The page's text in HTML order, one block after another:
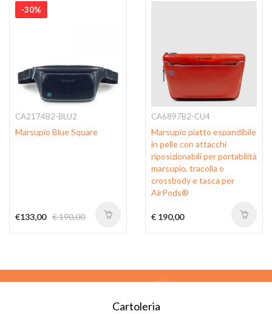
-30%
CA2174B2-BLU2
Marsupio Blue Square
€133,00 € 190,00
CA6897B2-CU4
Marsupio piatto espandibile
in pelle con attacchi
riposizionabili per portabilità
marsupio, tracolla o
crossbody e tasca per
AirPods®
€ 190,00
Cartoleria